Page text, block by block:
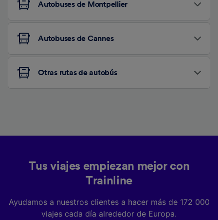
Autobuses de Montpellier
Autobuses de Cannes
Otras rutas de autobús
Tus viajes empiezan mejor con
Trainline
Ayudamos a nuestros clientes a hacer más de 172 000
viajes cada día alrededor de Europa.